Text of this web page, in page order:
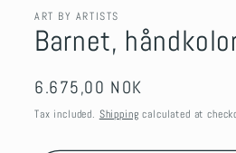
ART BY ARTISTS
Barnet,
Regular
price
6.675,00 NOK
Tax included. Shipping calculated at